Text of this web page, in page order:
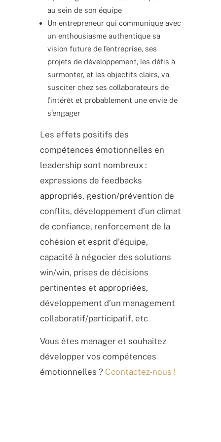
au sein de son équipe
Un entrepreneur qui communique avec
un enthousiasme authentique sa
vision future de l’entreprise, ses
projets de développement, les défis à
surmonter, et les objectifs clairs, va
susciter chez ses collaborateurs de
l’intérêt et probablement une envie de
s’engager
Les effets positifs des
compétences émotionnelles en
leadership sont nombreux :
expressions de feedbacks
appropriés, gestion/prévention de
conflits, développement d’un climat
de confiance, renforcement de la
cohésion et esprit d’équipe,
capacité à négocier des solutions
win/win, prises de décisions
pertinentes et appropriées,
développement d’un management
collaboratif/participatif, etc
Vous êtes manager et souhaitez
développer vos compétences
émotionnelles ? Ccontactez-nous !